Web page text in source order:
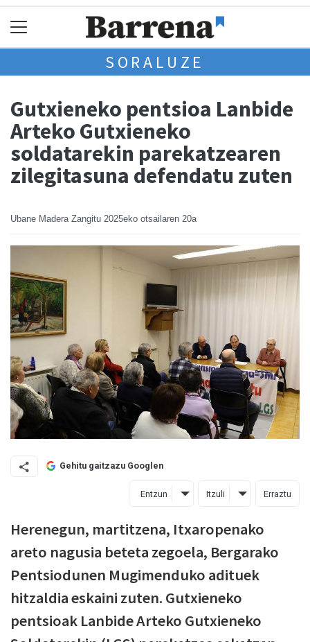
SORALUZE
Gutxieneko pentsioa Lanbide
Arteko Gutxieneko
soldatarekin parekatzearen
zilegitasuna defendatu zuten
Ubane Madera Zangitu 2025eko otsailaren 20a
Gehitu gaitzazu Googlen
Entzun Itzuli Erraztu
Herenegun, martitzena, Itxaropenako
areto nagusia beteta zegoela, Bergarako
Pentsiodunen Mugimenduko adituek
hitzaldia eskaini zuten. Gutxieneko
pentsioak Lanbide Arteko Gutxieneko